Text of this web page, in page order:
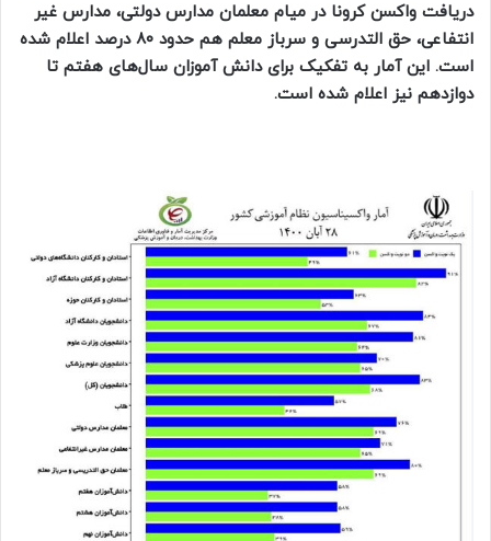
دریافت واکسن کرونا در میام معلمان مدارس دولتی، مدارس غیر
انتفاعی، حق التدرسی و سرباز معلم هم حدود ۸۰ درصد اعلام شده
است. این آمار به تفکیک برای دانش آموزان سال‌های هفتم تا
دوازدهم نیز اعلام شده است.